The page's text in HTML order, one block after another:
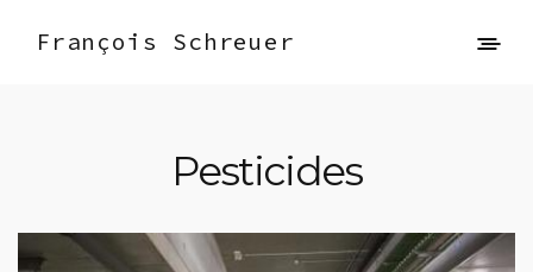
François Schreuer
Pesticides